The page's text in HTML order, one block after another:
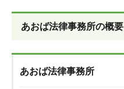
あおば法律事務所の概要
あおば法律事務所